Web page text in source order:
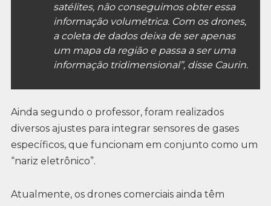
satélites, não conseguimos obter essa
informação volumétrica. Com os drones,
a coleta de dados deixa de ser apenas
um mapa da região e passa a ser uma
informação tridimensional”, disse Caurin.
Ainda segundo o professor, foram realizados
diversos ajustes para integrar sensores de gases
específicos, que funcionam em conjunto como um
“nariz eletrônico”.
Atualmente, os drones comerciais ainda têm